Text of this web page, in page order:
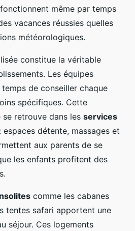
même par temps
vacances réussies quelles
météorologiques.
constitue la véritable
Les équipes
de conseiller chaque
spécifiques. Cette
retrouve dans les services
espaces détente, massages et
aux parents de se
les enfants profitent des
comme les cabanes
tentes safari apportent une
séjour. Ces logements